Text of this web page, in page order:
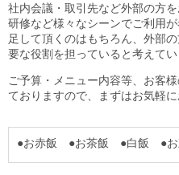
社内会議・取引先など外部の方
研修など様々なシーンでご利用
足して頂くのはもちろん、外部
要な役割を担っていると考えてい
ご予算・メニュー内容等、お客
ておりますので、まずはお気軽に
●お赤飯 ●お茶飯 ●白飯 ●お